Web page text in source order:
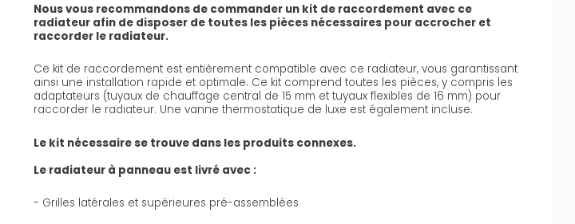
Nous vous recommandons de commander un kit de raccordement avec ce
radiateur afin de disposer de toutes les pièces nécessaires pour accrocher et
raccorder le radiateur.
Ce kit de raccordement est entièrement compatible avec ce radiateur, vous garantissant
ainsi une installation rapide et optimale. Ce kit comprend toutes les pièces, y compris les
adaptateurs (tuyaux de chauffage central de 15 mm et tuyaux flexibles de 16 mm) pour
raccorder le radiateur. Une vanne thermostatique de luxe est également incluse.
Le kit nécessaire se trouve dans les produits connexes.
Le radiateur à panneau est livré avec :
- Grilles latérales et supérieures pré-assemblées